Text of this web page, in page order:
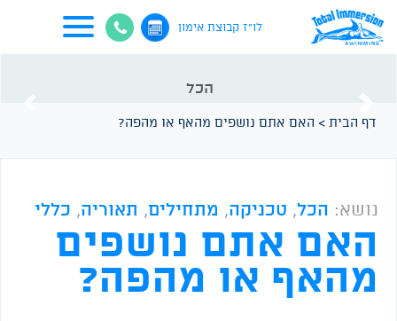
לו"ז קבוצת אימון
הכל
דף הבית > האם אתם נושפים מהאף או מהפה?
נושא: הכל, טכניקה, מתחילים, תאוריה, כללי
האם אתם נושפים
מהאף או מהפה?